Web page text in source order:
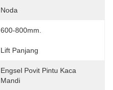
Noda
600-800mm.
Lift Panjang
Engsel Povit Pintu Kaca
Mandi